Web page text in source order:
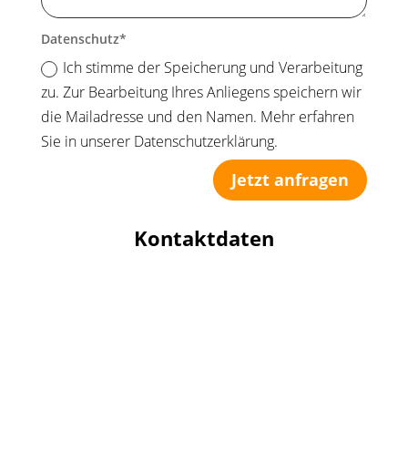
Datenschutz
Ich stimme der Speicherung und Verarbeitung
zu. Zur Bearbeitung Ihres Anliegens speichern wir
die Mailadresse und den Namen. Mehr erfahren
Sie in unserer Datenschutzerklärung.
Jetzt anfragen
Kontaktdaten